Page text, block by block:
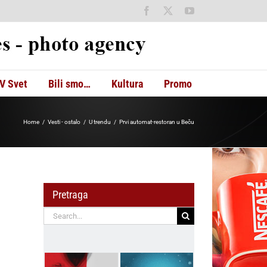
Facebook YouTube
Svet Bili smo… Kultura Promo
Home Vesti - ostalo U trendu Prvi automat-restoran u Beču
Pretraga
Search
for: